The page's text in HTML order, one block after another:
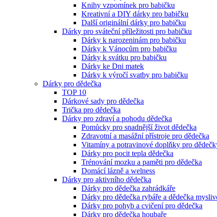
Knihy vzpomínek pro babičku
Kreativní a DIY dárky pro babičku
Další originální dárky pro babičku
Dárky pro sváteční příležitosti pro babičku
Dárky k narozeninám pro babičku
Dárky k Vánocům pro babičku
Dárky k svátku pro babičku
Dárky ke Dni matek
Dárky k výročí svatby pro babičku
Dárky pro dědečka
TOP 10
Dárkové sady pro dědečka
Trička pro dědečka
Dárky pro zdraví a pohodu dědečka
Pomůcky pro snadnější život dědečka
Zdravotní a masážní přístroje pro dědečka
Vitamíny a potravinové doplňky pro
Dárky pro pocit tepla dědečka
Trénování mozku a paměti pro dědečka
Domácí lázně a welness
Dárky pro aktivního dědečka
Dárky pro dědečka zahrádkáře
Dárky pro dědečka rybáře a dědečka
Dárky pro pohyb a cvičení pro dědečka
Dárky pro dědečka houbaře